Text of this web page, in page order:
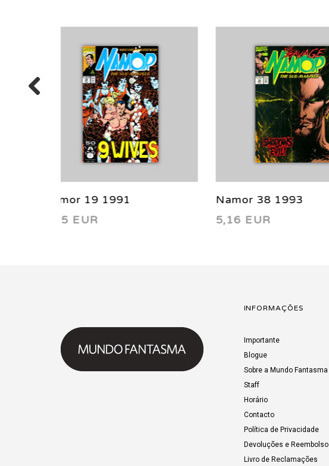
Namor 38 1993
5,16 EUR
Namor 1 1990
13,75 EUR
INFORMAÇÕES
Importante
Blogue
Sobre a Mundo Fantasma
Staff
Horário
Contacto
Política de Privacidade
Devoluções e Reembolso
Livro de Reclamações